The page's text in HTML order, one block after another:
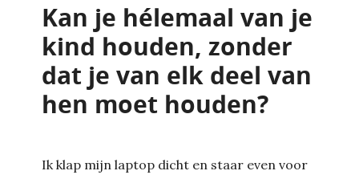
Kan je hélemaal van je
kind houden, zonder
dat je van elk deel van
hen moet houden?
Ik klap mijn laptop dicht en staar even voor